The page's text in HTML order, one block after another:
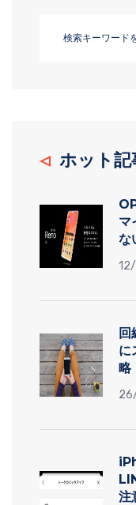
ホット記
マ
な
回
に
略
注